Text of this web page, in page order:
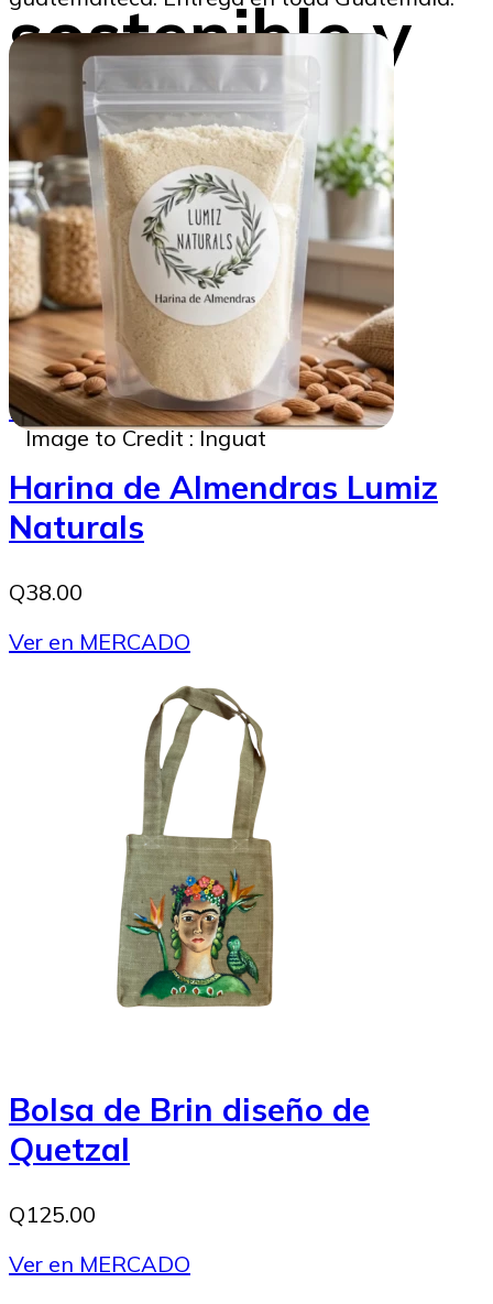
sostenible y
estadía
placentera
Beatriz Tercero
20/12/2024
Image to Credit : Inguat
Harina de Almendras Lumiz
Naturals
Q38.00
Ver en MERCADO
Bolsa de Brin diseño de
Quetzal
Q125.00
Ver en MERCADO